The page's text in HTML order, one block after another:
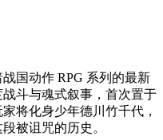
国动作 RPG 系列的最新
斗与魂式叙事，首次置于
将化身少年德川竹千代，
被诅咒的历史。